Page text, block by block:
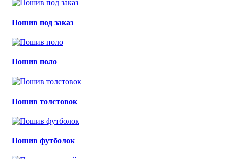
Пошив под заказ
Пошив поло
Пошив толстовок
Пошив футболок